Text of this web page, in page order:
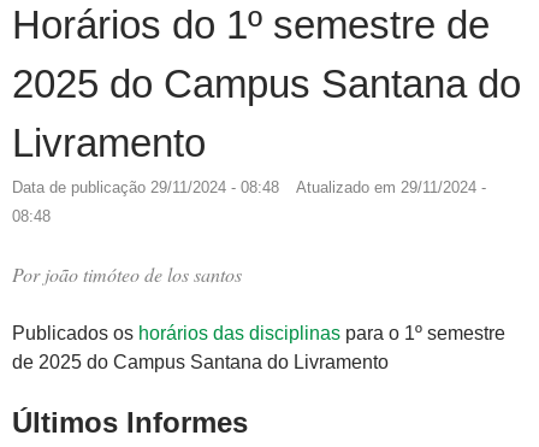
Horários do 1º semestre de
2025 do Campus Santana do
Livramento
Data de publicação 29/11/2024 - 08:48 Atualizado em 29/11/2024 -
08:48
Por joão timóteo de los santos
Publicados os horários das disciplinas para o 1º semestre
de 2025 do Campus Santana do Livramento
Últimos Informes